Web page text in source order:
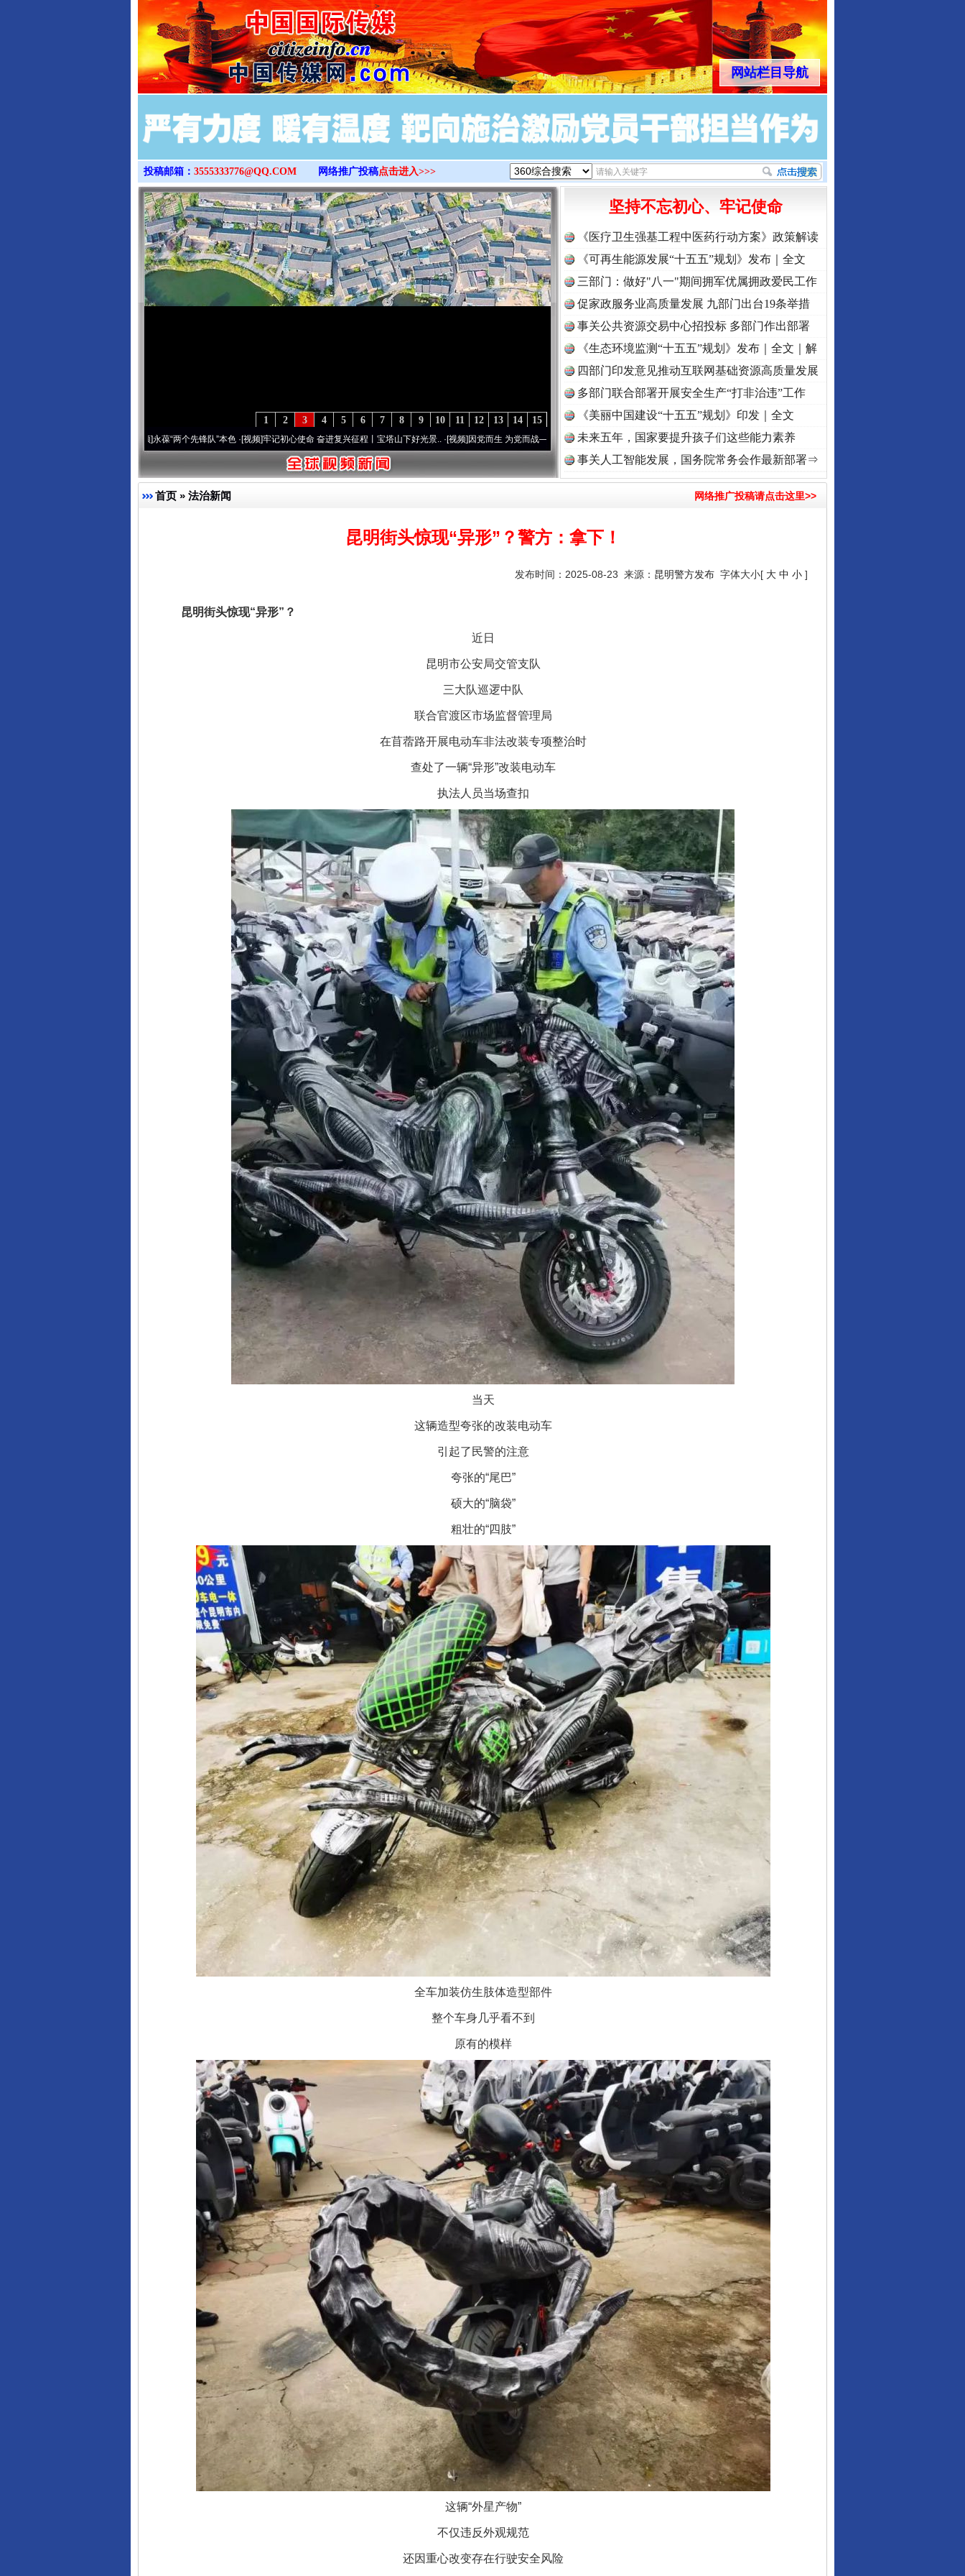
>
网站栏目导航
投稿邮箱： 3555333776@QQ.COM 网络推广投稿点击进入>>>
15
14
13
12
11
10
9
8
7
6
5
4
3
2
1
永葆“两个先锋队”本色·[视频]牢记初心使命 奋进复兴征程丨宝塔山下好光景..·[视频]因党而生 为党而战——百年“纪”事⑧加强纪律..·[视频]牢记初心使命 奋进复兴征程丨“转折之城”激荡..·[视频]
坚持不忘初心、牢记使命
《医疗卫生强基工程中医药行动方案》政策解读
《可再生能源发展“十五五”规划》发布｜全文
三部门：做好"八一"期间拥军优属拥政爱民工作
促家政服务业高质量发展 九部门出台19条举措
事关公共资源交易中心招投标 多部门作出部署
《生态环境监测“十五五”规划》发布｜全文｜解
读
四部门印发意见推动互联网基础资源高质量发展
多部门联合部署开展安全生产“打非治违”工作
《美丽中国建设“十五五”规划》印发｜全文
未来五年，国家要提升孩子们这些能力素养
事关人工智能发展，国务院常务会作最新部署⇒
首页 » 法治新闻 网络推广投稿请点击这里>>
昆明街头惊现“异形”？警方：拿下！
发布时间：2025-08-23 来源： 昆明警方发布 字体大小[ 大 中 小 ]
昆明街头惊现“异形”？
近日
昆明市公安局交管支队
三大队巡逻中队
联合官渡区市场监督管理局
在苜蓿路开展电动车非法改装专项整治时
查处了一辆“异形”改装电动车
执法人员当场查扣
当天
这辆造型夸张的改装电动车
引起了民警的注意
夸张的“尾巴”
硕大的“脑袋”
粗壮的“四肢”
全车加装仿生肢体造型部件
整个车身几乎看不到
原有的模样
这辆“外星产物”
不仅违反外观规范
还因重心改变存在行驶安全风险